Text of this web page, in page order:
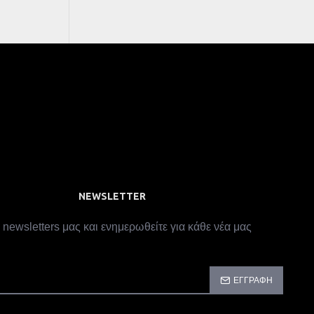
NEWSLETTER
newsletters μας και ενημερωθείτε για κάθε νέα μας
ΕΓΓΡΑΦΉ